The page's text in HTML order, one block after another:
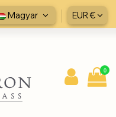
Magyar EUR €
0